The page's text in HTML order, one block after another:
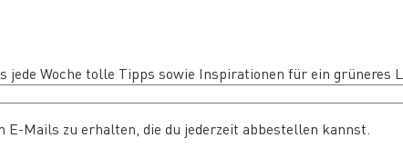
Woche tolle Tipps sowie Inspirationen für ein grüneres
E-Mails zu erhalten, die du jederzeit abbestellen kannst.